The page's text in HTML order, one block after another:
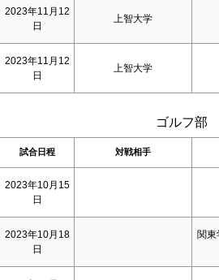
2023年11月12
日
上智大学
2023年11月12
日
上智大学
ゴルフ部
試合日程 対戦相手
2023年10月15
日
2023年10月18
日
関